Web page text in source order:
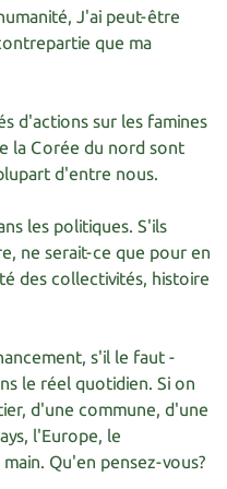
J'ai peut-être
que ma
d'actions sur les famines
la Corée du nord sont
d'entre nous.
les politiques. S'ils
ne serait-ce que pour en
des collectivités, histoire
s'il le faut -
le réel quotidien. Si on
d'une commune, d'une
l'Europe, le
Qu'en pensez-vous?